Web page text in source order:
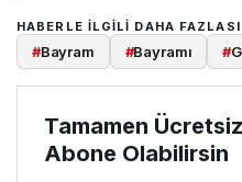
HABERLE ILGILI DAHA FAZLASI
#Bayram #Bayramı #
Tamamen
Abone Olabilirsin